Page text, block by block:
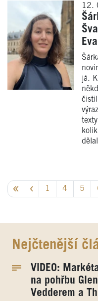
12.
já.
1 4 5
Nejčtenější
VIDEO:
na pohřbu
Vedderem a